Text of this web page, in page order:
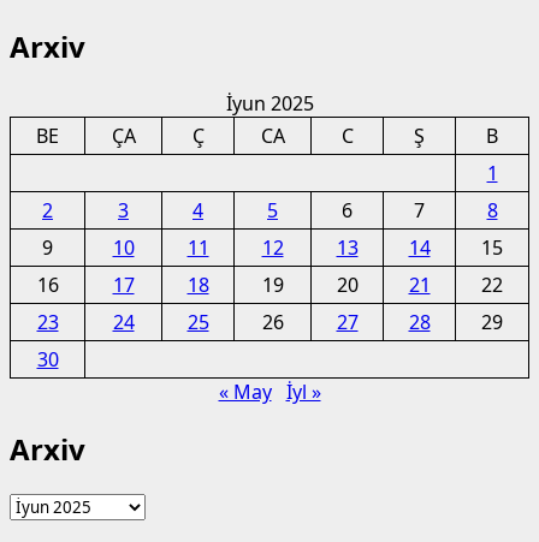
about
qəbul
imtahanı
Arxiv
İyun 2025
BE
ÇA Ç CA C Ş
B
1
2
3 4 5 6 7
8
9
10 11 12 13 14
15
16
17 18 19 20 21
22
23
24 25 26 27 28
29
30
« May İyl »
Arxiv
Arxiv